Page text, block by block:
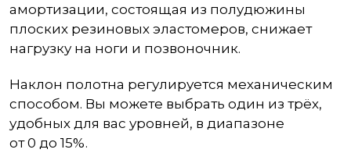
амортизации, состоящая из полудюжины
плоских резиновых эластомеров, снижает
нагрузку на ноги и позвоночник.
Наклон полотна регулируется механическим
способом. Вы можете выбрать один из трёх,
удобных для вас уровней, в диапазоне
от 0 до 15%.